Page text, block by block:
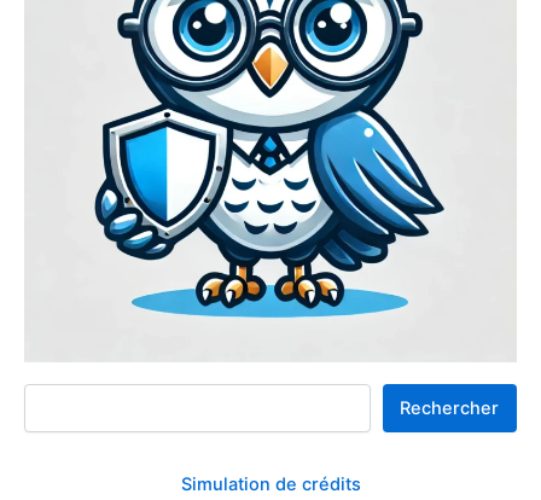
Rechercher
Rechercher
Simulation de crédits